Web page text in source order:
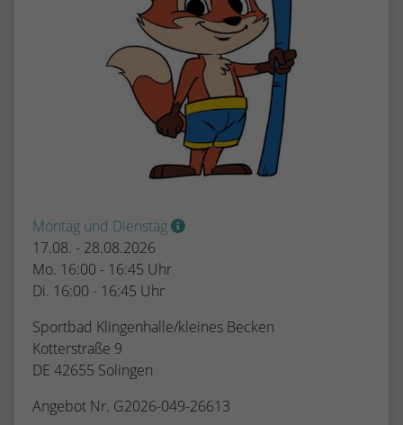
Montag und Dienstag
17.08. - 28.08.2026
Mo. 16:00 - 16:45 Uhr
Di. 16:00 - 16:45 Uhr
Sportbad Klingenhalle/kleines Becken
Kotterstraße 9
DE 42655 Solingen
Angebot Nr. G2026-049-26613